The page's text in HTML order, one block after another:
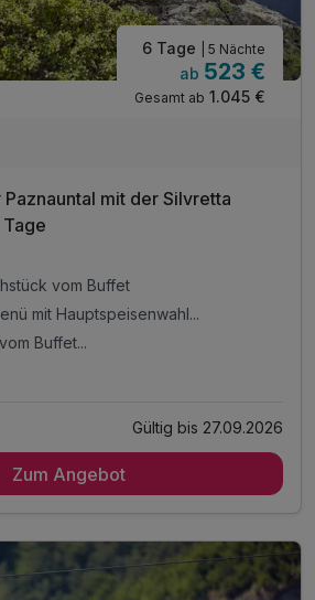
6 Tage | 5 Nächte
ab 523 €
Gesamt ab 1.045 €
mit der Silvretta
vom Buffet
mit Hauptspeisenwahl...
Buffet...
vom Buffet
Gültig bis 27.09.2026
Zum Angebot